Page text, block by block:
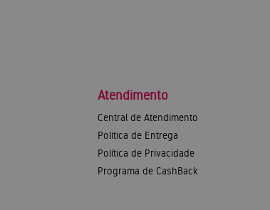
Atendimento
Central de Atendimento
Política de Entrega
Política de Privacidade
Programa de CashBack